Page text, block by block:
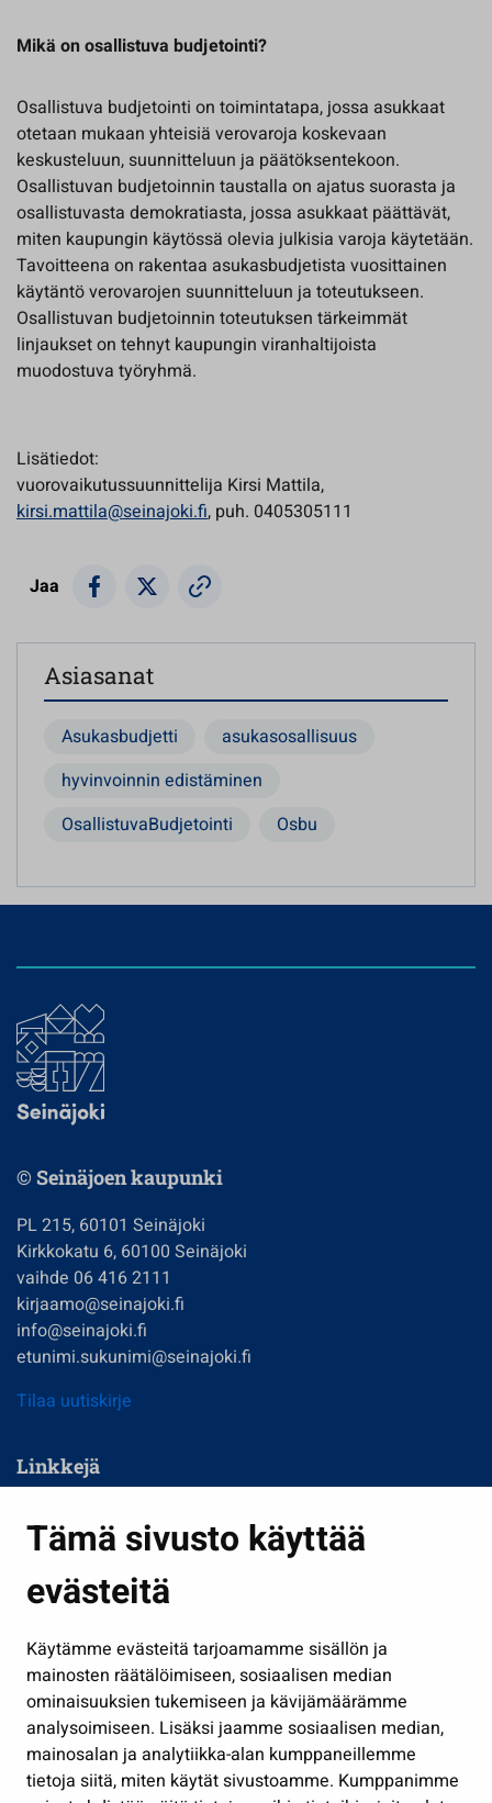
Tämä sivusto käyttää
evästeitä
Käytämme evästeitä tarjoamamme sisällön ja
mainosten räätälöimiseen, sosiaalisen median
ominaisuuksien tukemiseen ja kävijämäärämme
analysoimiseen. Lisäksi jaamme sosiaalisen median,
mainosalan ja analytiikka-alan kumppaneillemme
tietoja siitä, miten käytät sivustoamme. Kumppanimme
Mikä on osallistuva budjetointi?
Osallistuva budjetointi on toimintatapa, jossa asukkaat
otetaan mukaan yhteisiä verovaroja koskevaan
keskusteluun, suunnitteluun ja päätöksentekoon.
Osallistuvan budjetoinnin taustalla on ajatus suorasta ja
osallistuvasta demokratiasta, jossa asukkaat päättävät,
miten kaupungin käytössä olevia julkisia varoja käytetään.
Tavoitteena on rakentaa asukasbudjetista vuosittainen
käytäntö verovarojen suunnitteluun ja toteutukseen.
Osallistuvan budjetoinnin toteutuksen tärkeimmät
linjaukset on tehnyt kaupungin viranhaltijoista
muodostuva työryhmä.
Lisätiedot:
vuorovaikutussuunnittelija Kirsi Mattila,
kirsi.mattila@seinajoki.fi, puh. 0405305111
Jaa
Asiasanat
Asukasbudjetti
asukasosallisuus
hyvinvoinnin edistäminen
OsallistuvaBudjetointi
Osbu
© Seinäjoen kaupunki
PL 215, 60101 Seinäjoki
Kirkkokatu 6, 60100 Seinäjoki
vaihde 06 416 2111
kirjaamo@seinajoki.fi
info@seinajoki.fi
etunimi.sukunimi@seinajoki.fi
Tilaa uutiskirje
Linkkejä
Kasvatus ja opetus
Kulttuuri ja liikunta
Työ ja yrittäminen
Osallistu ja asioi
Näytä omat evästeasetukseni